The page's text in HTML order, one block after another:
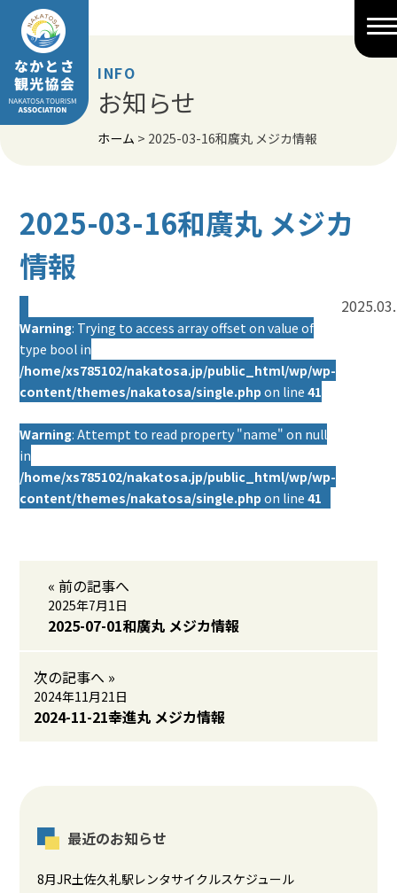
Skip
content
INFO
お知らせ
ホーム > 2025-03-16和廣丸 メジカ情報
2025-03-16和廣丸 メジカ
情報
Warning: Trying to access array offset on value of
type bool in
/home/xs785102/nakatosa.jp/public_html/wp/wp-
content/themes/nakatosa/single.php on line41
Warning: Attempt to read property "name" on null
in
/home/xs785102/nakatosa.jp/public_html/wp/wp-
content/themes/nakatosa/single.php on line41
« 前の記事へ
2025年7月1日
2025-07-01和廣丸 メジカ情報
次の記事へ »
2024年11月21日
2024-11-21幸進丸 メジカ情報
最近のお知らせ
8月JR土佐久礼駅レンタサイクルスケジュール